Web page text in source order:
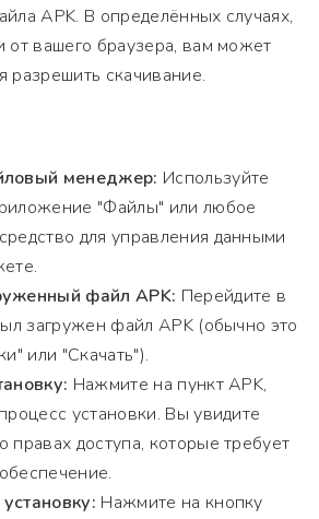
APK. В определённых случаях,
от вашего браузера, вам может
разрешить скачивание.
менеджер: Используйте
"Файлы" или любое
для управления данными
файл APK: Перейдите в
загружен файл APK (обычно это
или "Скачать").
Нажмите на пункт APK,
установки. Вы увидите
правах доступа, которые требует
Нажмите на кнопку